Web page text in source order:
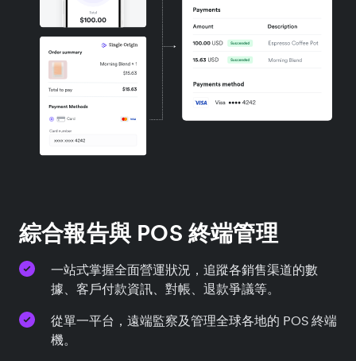
綜合報告與 POS 終端管理
一站式掌握全面營運狀況，追蹤各銷售渠道的數
據、客戶付款資訊、對帳、退款爭議等。
從單一平台，遠端監察及管理全球各地的 POS 終端
機。